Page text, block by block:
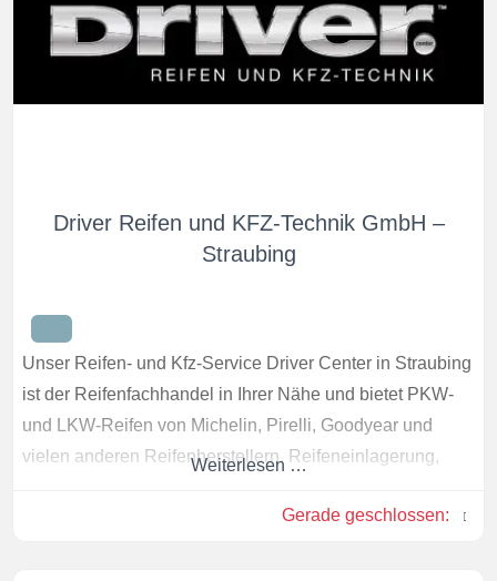
Driver Reifen und KFZ-Technik GmbH –
Straubing
Unser Reifen- und Kfz-Service Driver Center in Straubing
ist der Reifenfachhandel in Ihrer Nähe und bietet PKW-
und LKW-Reifen von Michelin, Pirelli, Goodyear und
vielen anderen Reifenherstellern. Reifeneinlagerung,
Stoßdämpferservice gehören zu unserem
Weiterlesen …
Gerade geschlossen: